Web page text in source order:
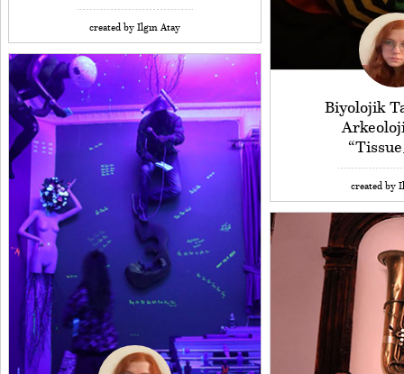
created by Ilgın Atay
Biyolojik
created by